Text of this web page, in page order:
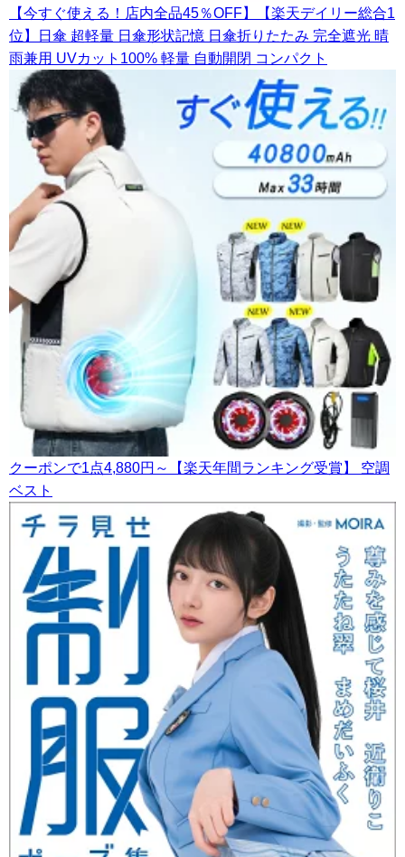
【今すぐ使える！店内全品45％OFF】【楽天デイリー総合1
位】日傘 超軽量 日傘形状記憶 日傘折りたたみ 完全遮光 晴
雨兼用 UVカット100% 軽量 自動開閉 コンパクト
クーポンで1点4,880円～【楽天年間ランキング受賞】 空調
ベスト